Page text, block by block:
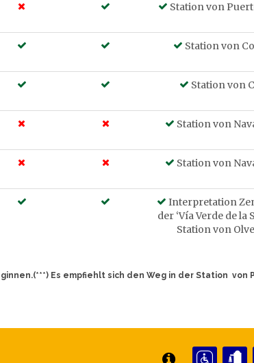
Station von
Station von
Station von
Station von
Station von
Interpretation
der ‘Vía Verde de la
Station von
Es empfiehlt sich den Weg in der Station von